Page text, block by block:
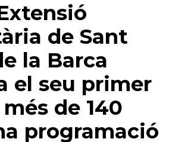
de Sant
la Barca
el seu primer
de 140
programació